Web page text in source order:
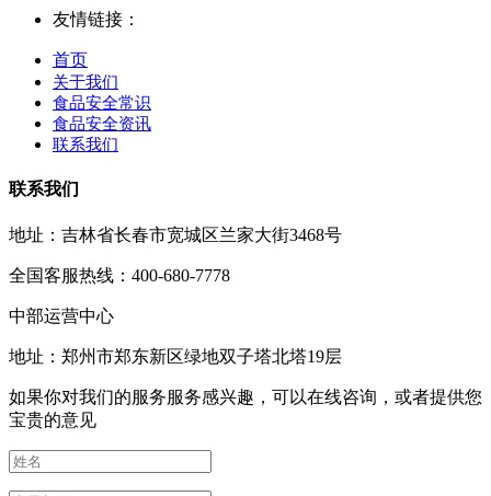
友情链接：
首页
关于我们
食品安全常识
食品安全资讯
联系我们
联系我们
地址：吉林省长春市宽城区兰家大街3468号
全国客服热线：400-680-7778
中部运营中心
地址：郑州市郑东新区绿地双子塔北塔19层
如果你对我们的服务服务感兴趣，可以在线咨询，或者提供您
宝贵的意见